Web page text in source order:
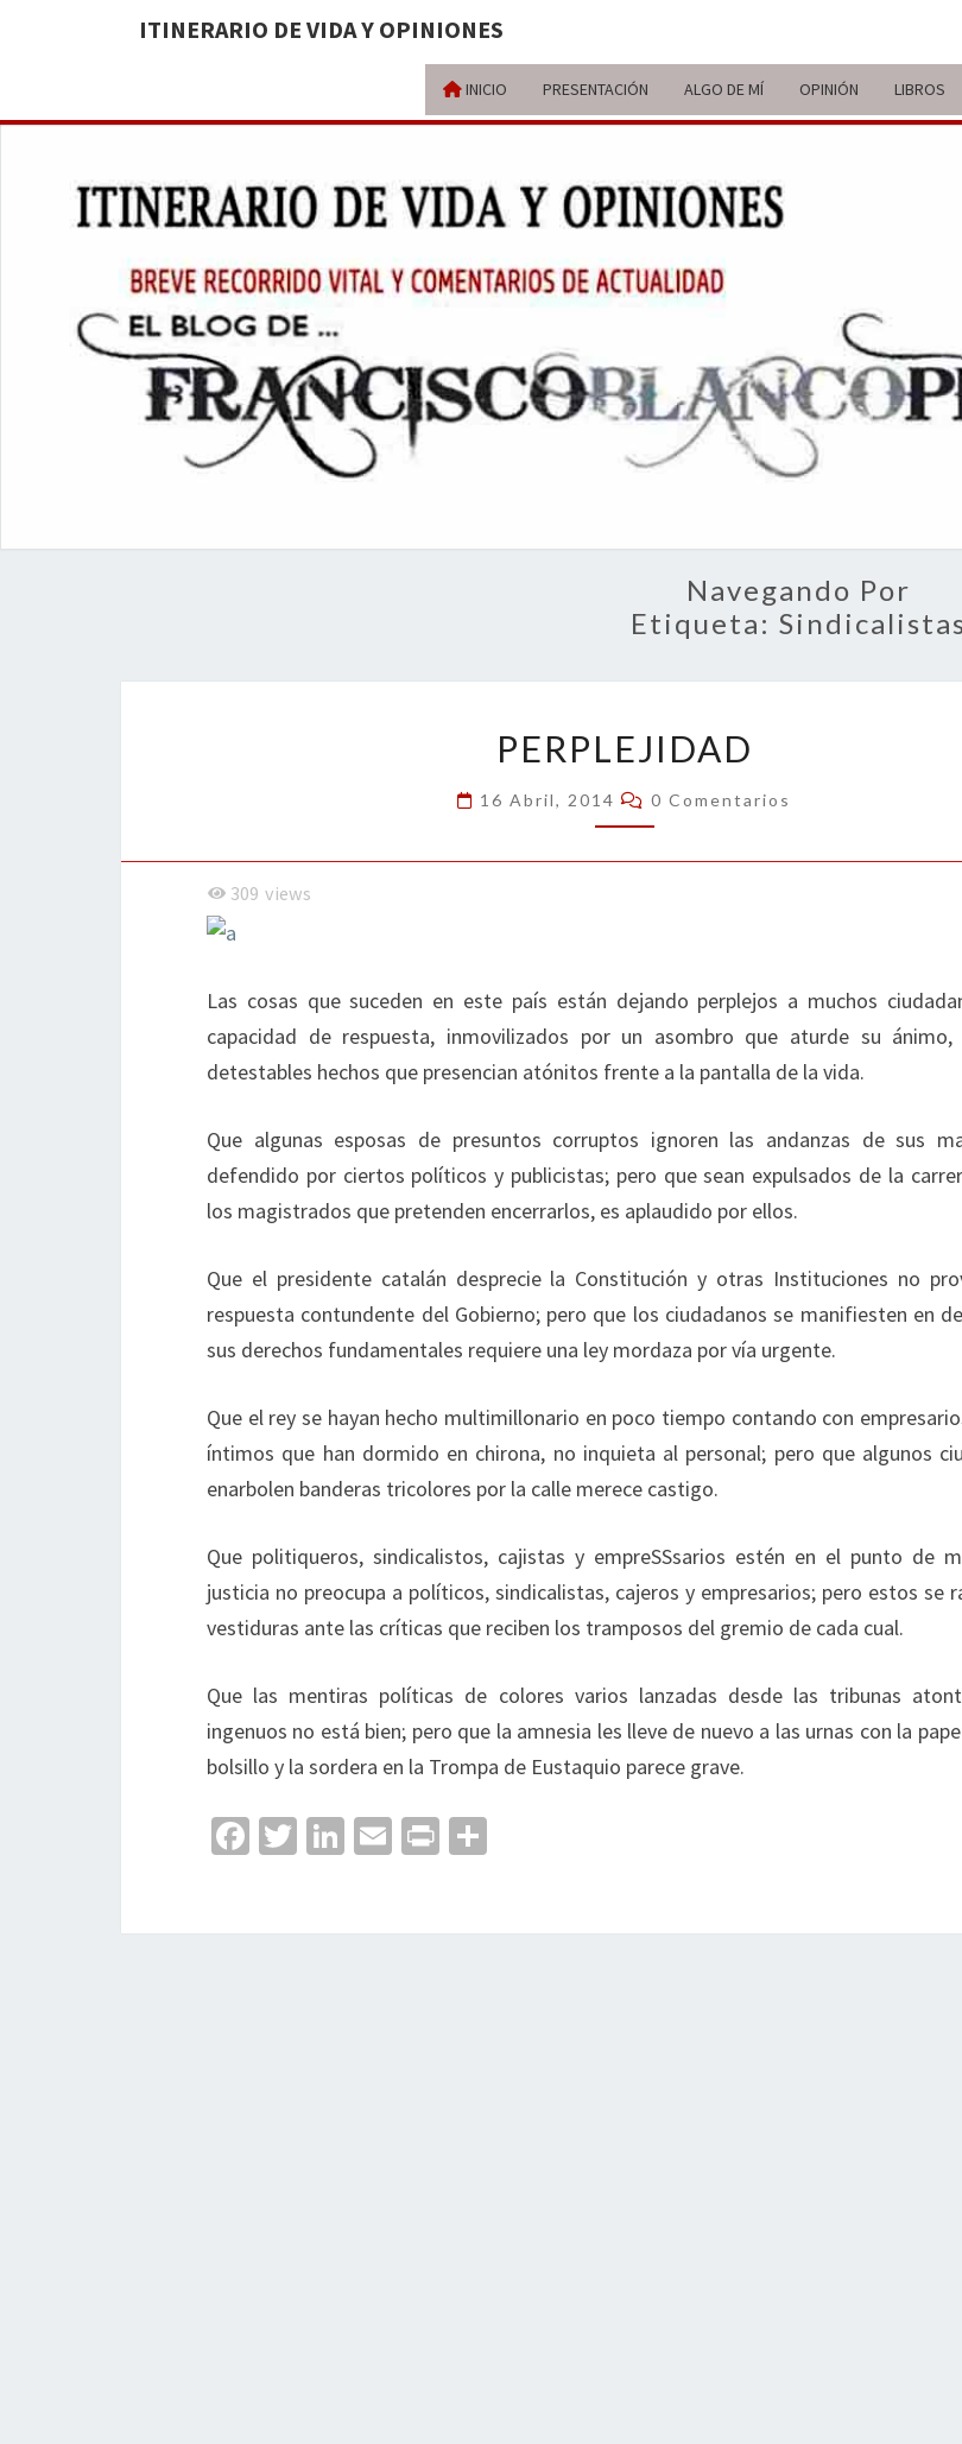
ITINERARIO DE VIDA Y OPINIONES
INICIO PRESENTACIÓN ALGO DE MÍ OPINIÓN LIBROS
BREVE
VITAL Y
Navegando Por
Etiqueta:
PERPLEJIDAD
16 Abril, 2014 Comentarios
0 Comentarios
309 views
Las cosas que suceden en este país están dejando perplejos a muchos
capacidad de respuesta, inmovilizados por un asombro que aturde su
detestables hechos que presencian atónitos frente a la pantalla de la vida.
Que algunas esposas de presuntos corruptos ignoren las andanzas de sus
defendido por ciertos políticos y publicistas; pero que sean expulsados de la
los magistrados que pretenden encerrarlos, es aplaudido por ellos.
Que el presidente catalán desprecie la Constitución y otras Instituciones no
respuesta contundente del Gobierno; pero que los ciudadanos se manifiesten en
sus derechos fundamentales requiere una ley mordaza por vía urgente.
Que el rey se hayan hecho multimillonario en poco tiempo contando con
íntimos que han dormido en chirona, no inquieta al personal; pero que algunos
enarbolen banderas tricolores por la calle merece castigo.
Que politiqueros, sindicalistos, cajistas y empreSSsarios estén en el punto de
justicia no preocupa a políticos, sindicalistas, cajeros y empresarios; pero estos se
vestiduras ante las críticas que reciben los tramposos del gremio de cada cual.
Que las mentiras políticas de colores varios lanzadas desde las tribunas
ingenuos no está bien; pero que la amnesia les lleve de nuevo a las urnas con la
bolsillo y la sordera en la Trompa de Eustaquio parece grave.
Fa T
Li
E
Pr